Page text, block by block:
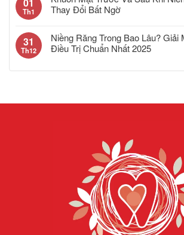
01
Th1
Thay Đổi Bất Ngờ
31
Th12
Niềng Răng Trong Bao Lâu? Giải
Điều Trị Chuẩn Nhất 2025